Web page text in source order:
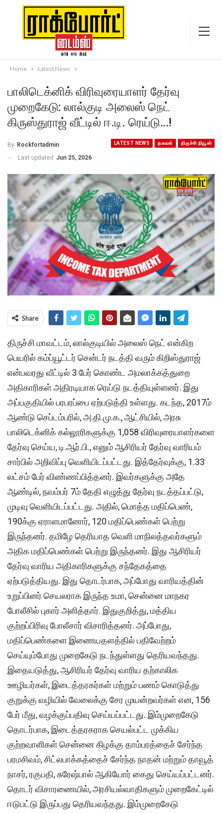
Home Latest News
பாலிடெக்னிக் விரிவுரையாளர் தேர்வு
முறைகேடு: லால்குடி அலைஸ் நெட்
கிருஸ்துராஜ் வீட்டில் ஈ.டி. ரெய்டு…!
LATEST NEWS தகவல் திருச்சி நியூஸ்
By Rockfortadmin
Last updated Jun 25, 2026
Share
திருச்சி மாவட்டம், லால்குடியில் அலைஸ் நெட் என்கிற
பெயரில் கம்ப்யூட்டர் சென்டர் நடத்தி வரும் கிறிஸ்துராஜ்
என்பவரது வீட்டில் 3 பேர் கொண்ட அமலாக்கத்துறை
அதிகாரிகள் அதிரடியாக ரெய்டு நடத்தியுள்ளனர். இது
அப்பகுதியில் பரபரப்பை ஏற்படுத்தி உள்ளது. கடந்த, 2017ம்
ஆண்டு செப்டம்பரில், அ.தி.மு.க., ஆட்சியில், அரசு
பாலிடெக்னிக் கல்லூரிகளுக்கு 1,058 விரிவுரையாளர்களை
தேர்வு செய்ய, டி.ஆர்.பி., எனும் ஆசிரியர் தேர்வு வாரியம்
சார்பில் அறிவிப்பு வெளியிடப்பட்டது. இத்தேர்வுக்கு, 1.33
லட்சம் பேர் விண்ணப்பித்தனர். இவர்களுக்கு அதே
ஆண்டில், நவம்பர் 7ம் தேதி எழுத்து தேர்வு நடத்தப்பட்டு,
முடிவு வெளியிடப்பட்டது. அதில், மொத்த மதிப்பெண்,
190க்கு ஏராளமானோர், 120 மதிப்பெண்கள் பெற்று
இருந்தனர். தமிழே தெரியாத வெளி மாநிலத்தவர்களும்
அதிக மதிப்பெண்கள் பெற்று இருந்தனர். இது ஆசிரியர்
தேர்வு வாரிய அதிகாரிகளுக்கு சந்தேகத்தை
ஏற்படுத்தியது. இது தொடர்பாக, அப்போது வாரியத்தின்
உறுப்பினர் செயலராக இருந்த உமா, சென்னை மாநகர
போலீசில் புகார் அளித்தார். இதுகுறித்து, மத்திய
குற்றப்பிரிவு போலீசார் விசாரித்தனர். அப்போது,
மதிப்பெண்களை இணையதளத்தில் பதிவேற்றம்
செய்யும்போது முறைகேடு நடந்துள்ளது தெரியவந்தது.
இதையடுத்து, ஆசிரியர் தேர்வு வாரிய தற்காலிக
ஊழியர்கள், இடைத்தரகர்கள் மற்றும் பணம் கொடுத்து
குறுக்கு வழியில் வேலைக்கு சேர முயன்றவர்கள் என, 156
பேர் மீது, வழக்குப்பதிவு செய்யப்பட்டது. இம்முறைகேடு
தொடர்பாக, இடைத்தரகராக செயல்பட்ட முக்கிய
குற்றவாளிகள் சென்னை கிழக்கு தாம்பரத்தைச் சேர்ந்த
பரமசிவம், சிட்லபாக்கத்தைச் சேர்ந்த நாதன் மற்றும் தாவூத்
நாசர், ரகுபதி, சுரேஷ்பால் ஆகியோர் கைது செய்யப்பட்டனர்.
தொடர் விசாரணையில், அரசியல்வாதிகளும் முறைகேட்டில்
ஈடுபட்டு இருப்பது தெரியவந்தது. இம்முறைகேடு